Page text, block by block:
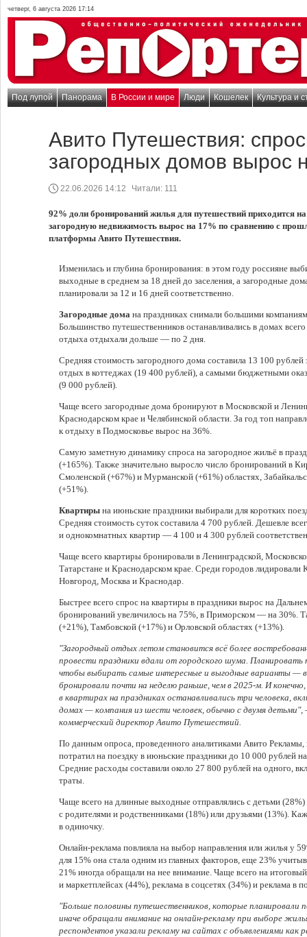
четверг, 6 августа 2026 17:14
Под лупой Панорама В России и мире Люди Кошелек Культура и
Авито Путешествия:
загородных домов вырос
22.06.2026 14:12 Читали: 111
92% доли бронирований жилья для путешествий приходится
загородную недвижимость вырос на 17% по сравнению с
платформы Авито Путешествия.
Изменилась и глубина бронирования: в этом году россияне
выходные в среднем за 18 дней до заселения, а загородные
планировали за 12 и 16 дней соответственно.
Загородные дома на праздниках снимали большими
Большинство путешественников останавливались в домах
отдыха отдыхали дольше — по 2 дня.
Средняя стоимость загородного дома составила 13 100
отдых в коттеджах (19 400 рублей), а самыми бюджетными
(9 000 рублей).
Чаще всего загородные дома бронируют в Московской и
Краснодарском крае и Челябинской области. За год топ
к отдыху в Подмосковье вырос на 36%.
Самую заметную динамику спроса на загородное жильё в
(+165%). Также значительно выросло число бронирований в
Смоленской (+67%) и Мурманской (+61%) областях,
(+51%).
Квартиры на июньские праздники выбирали для коротких
Средняя стоимость суток составила 4 700 рублей. Дешевле
и однокомнатных квартир — 4 100 и 4 300 рублей
Чаще всего квартиры бронировали в Ленинградской,
Татарстане и Краснодарском крае. Среди городов
Новгород, Москва и Краснодар.
Быстрее всего спрос на квартиры в праздники вырос на
бронирований увеличилось на 75%, в Приморском — на 30%.
(+21%), Тамбовской (+17%) и Орловской областях (+13%).
"Загородный отдых летом становится всё более
провести праздники вдали от городского шума.
чтобы выбирать самые интересные и выгодные варианты —
бронировали почти на неделю раньше, чем в 2025-м. И
в квартирах на праздниках останавливались три человека,
домах — компания из шести человек, обычно с двумя
коммерческий директор Авито Путешествий.
По данным опроса, проведенного аналитиками Авито
потратил на поездку в июньские праздники до 10 000 рублей
Средние расходы составили около 27 800 рублей на одного,
траты.
Чаще всего на длинные выходные отправлялись с детьми
с родителями и родственниками (18%) или друзьями (13%).
в одиночку.
Онлайн-реклама повлияла на выбор направления или жилья у
для 15% она стала одним из главных факторов, еще 23%
21% иногда обращали на нее внимание. Чаще всего на
и маркетплейсах (44%), реклама в соцсетях (34%) и реклама в
"Больше половины путешественников, которые планировали
иначе обращали внимание на онлайн-рекламу при выборе
респондентов указали рекламу на сайтах с объявлениями